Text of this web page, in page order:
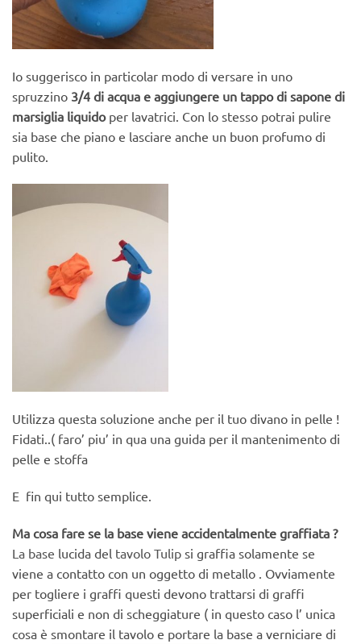
Io suggerisco in particolar modo di versare in uno
spruzzino 3/4 di acqua e aggiungere un tappo di sapone di
marsiglia liquidoper lavatrici. Con lo stesso potrai pulire
sia base che piano e lasciare anche un buon profumo di
pulito.
Utilizza questa soluzione anche per il tuo divano in pelle !
Fidati..( faro’ piu’ in qua una guida per il mantenimento di
pelle e stoffa
E fin qui tutto semplice.
Ma cosa fare se la base viene accidentalmente graffiata ?
La base lucida del tavolo Tulip si graffia solamente se
viene a contatto con un oggetto di metallo . Ovviamente
per togliere i graffi questi devono trattarsi di graffi
superficiali e non di scheggiature ( in questo caso l’ unica
cosa è smontare il tavolo e portare la base a verniciare di